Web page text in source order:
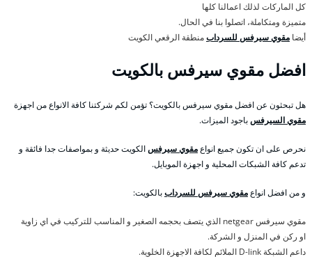
كل الماركات لذلك اعمالنا كلها
متميزة ومتكاملة، اتصلوا بنا في الحال.
أيضا مقوي سيرفس للسردابمنطقة الرقعي الكويت
افضل مقوي سيرفس بالكويت
هل تبحثون عن افضل مقوي سيرفس بالكويت؟ تؤمن لكم شركتنا كافة الانواع من اجهزة
مقوي السيرفسباجود الميزات.
نحرص على ان تكون جميع انواعمقوي سيرفسالكويت حديثة و بمواصفات جدا فائقة و
تدعم كافة الشبكات المحلية و اجهزة الموبايل.
و من افضل انواعمقوي سيرفس للسرداببالكويت:
مقوي سيرفس netgear الذي يتصف بحجمه الصغير و المناسب للتركيب في اي زاوية
او ركن في المنزل و الشركة.
داعم الشبكة D-link الملائم لكافة الاجهزة الخلوية.